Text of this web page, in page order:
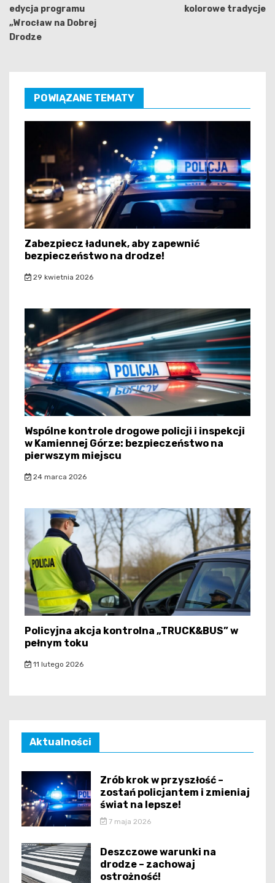
edycja programu
„Wrocław na Dobrej
Drodze
kolorowe tradycje
POWIĄZANE TEMATY
Zabezpiecz ładunek, aby zapewnić
bezpieczeństwo na drodze!
29 kwietnia 2026
Wspólne kontrole drogowe policji i inspekcji
w Kamiennej Górze: bezpieczeństwo na
pierwszym miejscu
24 marca 2026
Policyjna akcja kontrolna „TRUCK&BUS” w
pełnym toku
11 lutego 2026
Aktualności
Zrób krok w przyszłość –
zostań policjantem i zmieniaj
świat na lepsze!
7 maja 2026
Deszczowe warunki na
drodze – zachowaj
ostrożność!